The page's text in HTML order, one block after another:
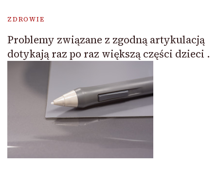
ZDROWIE
Problemy związane z zgodną artykulacją
dotykają raz po raz większą części dzieci .